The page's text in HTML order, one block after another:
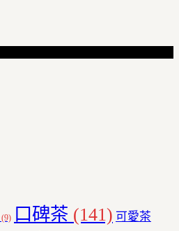
(9) 口碑茶 (141) 可愛茶